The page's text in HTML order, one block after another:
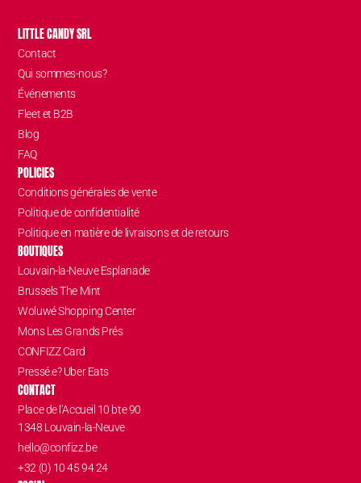
LITTLE CANDY SRL
Contact
Qui sommes-nous?
Événements
Fleet et B2B
Blog
FAQ
POLICIES
Conditions générales de vente
Politique de confidentialité
Politique en matière de livraisons et de retours
BOUTIQUES
Louvain-la-Neuve Esplanade
Brussels The Mint
Woluwé Shopping Center
Mons Les Grands Prés
CONFIZZ Card
Pressé.e? Uber Eats
CONTACT
Place de l’Accueil 10 bte 90
1348 Louvain-la-Neuve
hello@confizz.be
+32 (0) 10 45 94 24